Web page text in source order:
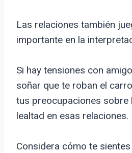
Las relaciones también
importante en la
Si hay tensiones con
soñar que te roban el
tus preocupaciones sobre
lealtad en esas relaciones.
Considera cómo te